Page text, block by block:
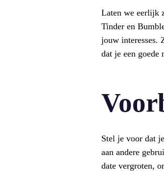
Laten we eerlijk
Tinder en
jouw interesses.
dat je een goede
Stel je voor dat
aan andere
date vergroten,